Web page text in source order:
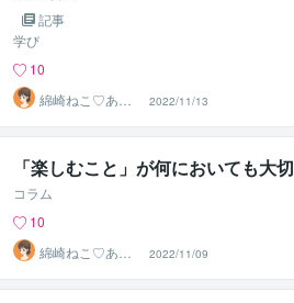
記事
学び
10
綿崎ねこ♡あな
たの心と子育て
を応援し隊
2022/11/13
「楽しむこと」が何においても大切
コラム
10
綿崎ねこ♡あな
たの心と子育て
を応援し隊
2022/11/09